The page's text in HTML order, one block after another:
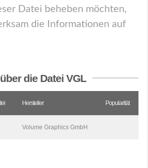
Datei beheben möchten,
die Informationen auf
die Datei VGL
Hersteller Popularität
Volume Graphics GmbH